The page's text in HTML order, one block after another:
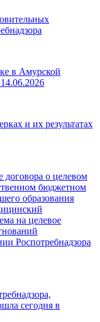
в Амурской
и их результатах
договора о целевом
бюджетном
образования
на целевое
Роспотребнадзора
сегодня в